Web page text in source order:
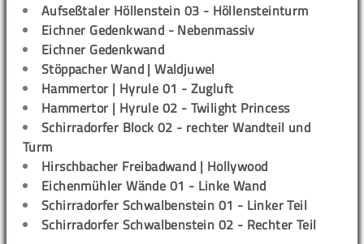
Aufseßtaler Höllenstein 03 - Höllensteinturm
Eichner Gedenkwand - Nebenmassiv
Eichner Gedenkwand
Stöppacher Wand | Waldjuwel
Hammertor | Hyrule 01 - Zugluft
Hammertor | Hyrule 02 - Twilight Princess
Schirradorfer Block 02 - rechter Wandteil und
Turm
Hirschbacher Freibadwand | Hollywood
Eichenmühler Wände 01 - Linke Wand
Schirradorfer Schwalbenstein 01 - Linker Teil
Schirradorfer Schwalbenstein 02 - Rechter Teil